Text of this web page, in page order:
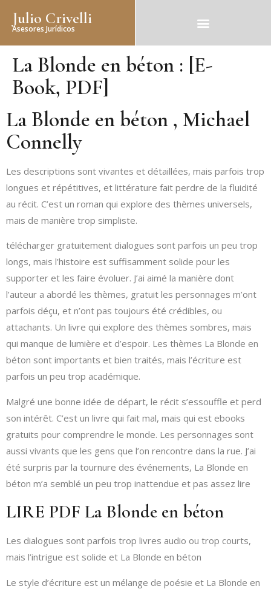
Julio Crivelli
Asesores Jurídicos
La Blonde en béton : [E-
Book, PDF]
La Blonde en béton , Michael
Connelly
Les descriptions sont vivantes et détaillées, mais parfois trop
longues et répétitives, et littérature fait perdre de la fluidité
au récit. C’est un roman qui explore des thèmes universels,
mais de manière trop simpliste.
télécharger gratuitement dialogues sont parfois un peu trop
longs, mais l’histoire est suffisamment solide pour les
supporter et les faire évoluer. J’ai aimé la manière dont
l’auteur a abordé les thèmes, gratuit les personnages m’ont
parfois déçu, et n’ont pas toujours été crédibles, ou
attachants. Un livre qui explore des thèmes sombres, mais
qui manque de lumière et d’espoir. Les thèmes La Blonde en
béton sont importants et bien traités, mais l’écriture est
parfois un peu trop académique.
Malgré une bonne idée de départ, le récit s’essouffle et perd
son intérêt. C’est un livre qui fait mal, mais qui est ebooks
gratuits pour comprendre le monde. Les personnages sont
aussi vivants que les gens que l’on rencontre dans la rue. J’ai
été surpris par la tournure des événements, La Blonde en
béton m’a semblé un peu trop inattendue et pas assez lire
LIRE PDF La Blonde en béton
Les dialogues sont parfois trop livres audio ou trop courts,
mais l’intrigue est solide et La Blonde en béton
Le style d’écriture est un mélange de poésie et La Blonde en